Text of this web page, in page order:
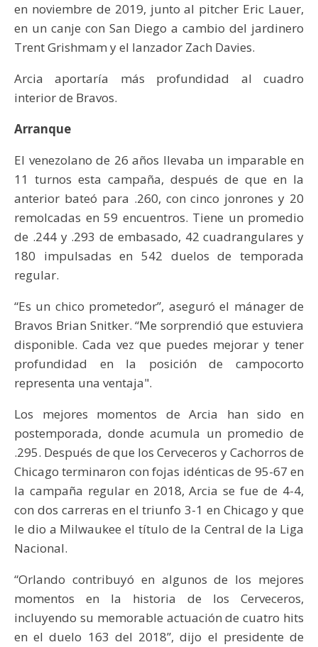
en noviembre de 2019, junto al pitcher Eric Lauer,
en un canje con San Diego a cambio del jardinero
Trent Grishmam y el lanzador Zach Davies.
Arcia aportaría más profundidad al cuadro
interior de Bravos.
Arranque
El venezolano de 26 años llevaba un imparable en
11 turnos esta campaña, después de que en la
anterior bateó para .260, con cinco jonrones y 20
remolcadas en 59 encuentros. Tiene un promedio
de .244 y .293 de embasado, 42 cuadrangulares y
180 impulsadas en 542 duelos de temporada
regular.
“Es un chico prometedor”, aseguró el mánager de
Bravos Brian Snitker. “Me sorprendió que estuviera
disponible. Cada vez que puedes mejorar y tener
profundidad en la posición de campocorto
representa una ventaja".
Los mejores momentos de Arcia han sido en
postemporada, donde acumula un promedio de
.295. Después de que los Cerveceros y Cachorros de
Chicago terminaron con fojas idénticas de 95-67 en
la campaña regular en 2018, Arcia se fue de 4-4,
con dos carreras en el triunfo 3-1 en Chicago y que
le dio a Milwaukee el título de la Central de la Liga
Nacional.
“Orlando contribuyó en algunos de los mejores
momentos en la historia de los Cerveceros,
incluyendo su memorable actuación de cuatro hits
en el duelo 163 del 2018”, dijo el presidente de